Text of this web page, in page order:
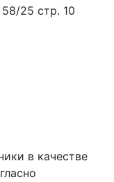
25 стр. 10
в качестве